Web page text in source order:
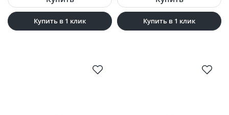
Купить в 1 клик Купить в 1 клик